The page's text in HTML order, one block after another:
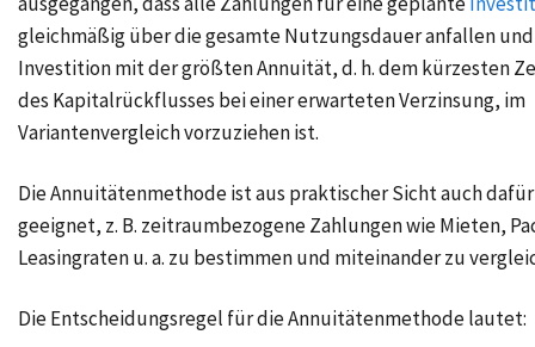
gleichmäßig über die gesamte Nutzungsdauer anfallen
Investition mit der größtenAnnuität, d. h. dem kürzesten
des Kapitalrückflusses bei einer erwarteten Verzinsung, im
Variantenvergleich vorzuziehen ist.
Die Annuitätenmethode ist aus praktischer Sicht auch dafür
geeignet, z. B. zeitraumbezogene Zahlungen wie Mieten,
Leasingraten u. a. zu bestimmen und miteinander zu
Die Entscheidungsregel für die Annuitätenmethode lautet: